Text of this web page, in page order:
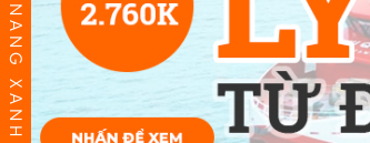
DA NANG XANH